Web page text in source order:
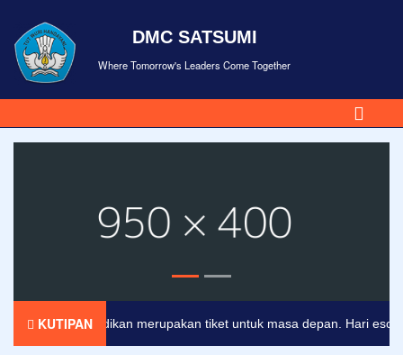
DMC SATSUMI
Where Tomorrow's Leaders Come Together
KUTIPAN
Pendidikan merupakan tiket untuk masa depan. Hari esok